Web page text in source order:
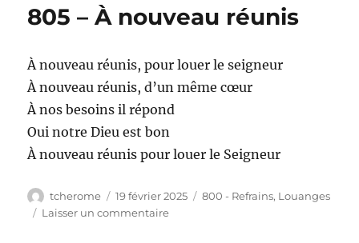
805 – À nouveau réunis
À nouveau réunis, pour louer le seigneur
À nouveau réunis, d’un même cœur
À nos besoins il répond
Oui notre Dieu est bon
À nouveau réunis pour louer le Seigneur
Auteur
tcherome
Publié
le
19 février 2025 Catégories
800 - Refrains, Louanges
Laisser un commentairesur